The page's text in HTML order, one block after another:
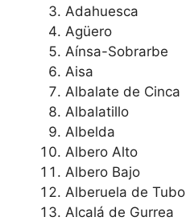
Adahuesca
Agüero
Aínsa-Sobrarbe
Aisa
Albalate de Cinca
Albalatillo
Albelda
Albero Alto
Albero Bajo
Alberuela de Tubo
Alcalá de Gurrea